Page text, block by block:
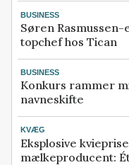
BUSINESS
Søren
topchef hos Tican
BUSINESS
Konkurs rammer
navneskifte
KVÆG
Eksplosive
mælkeproducent: